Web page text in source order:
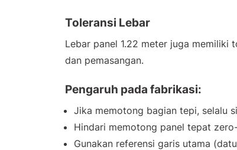
Toleransi Lebar
Lebar panel 1.22 meter juga memiliki
dan pemasangan.
Pengaruh pada fabrikasi:
Jika memotong bagian tepi, selalu
Hindari memotong panel tepat
Gunakan referensi garis utama